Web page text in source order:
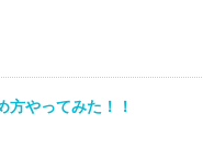
方やってみた！！